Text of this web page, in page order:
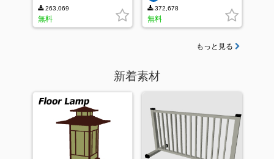
263,069
無料
372,678
無料
もっと見る
新着素材